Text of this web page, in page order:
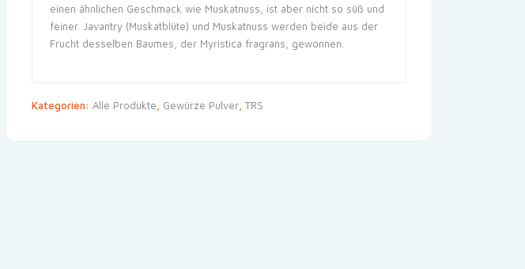
einen ähnlichen Geschmack wie Muskatnuss, ist aber nicht so süß und
feiner. Javantry (Muskatblüte) und Muskatnuss werden beide aus der
Frucht desselben Baumes, der Myristica fragrans, gewonnen.
Kategorien: Alle Produkte Gewürze Pulver TRS